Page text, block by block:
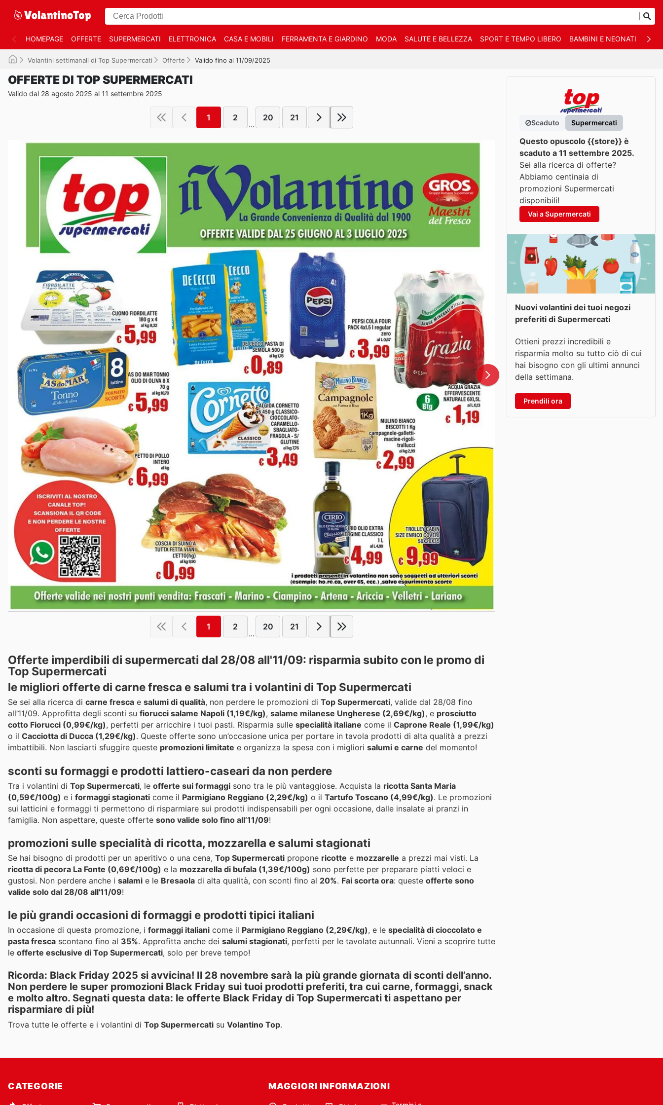
HOMEPAGE OFFERTE SUPERMERCATI ELETTRONICA CASA E MOBILI FERRAMENTA E GIARDINO MODA SALUTE E BELLEZZA SPORT E TEMPO LIBERO BAMBINI E NEONATI
Volantini settimanali di Top Supermercati Offerte Valido fino al 11/09/2025
OFFERTE DI TOP SUPERMERCATI
Valido dal 28 agosto 2025 al 11 settembre 2025
1 2
...
20 21
1 2
...
20 21
Offerte imperdibili di supermercati dal 28/08 all'11/09: risparmia subito con le promo di
Top Supermercati
le migliori offerte di carne fresca e salumi tra i volantini di Top Supermercati
Se sei alla ricerca di carne fresca e salumi di qualità, non perdere le promozioni di Top Supermercati, valide dal 28/08 fino
all’11/09. Approfitta degli sconti su fiorucci salame Napoli (1,19€/kg), salame milanese Ungherese (2,69€/kg), e prosciutto
cotto Fiorucci (0,99€/kg), perfetti per arricchire i tuoi pasti. Risparmia sulle specialità italiane come il Caprone Reale (1,99€/kg)
o il Cacciotta di Ducca (1,29€/kg). Queste offerte sono un’occasione unica per portare in tavola prodotti di alta qualità a prezzi
imbattibili. Non lasciarti sfuggire queste promozioni limitate e organizza la spesa con i migliori salumi e carne del momento!
sconti su formaggi e prodotti lattiero-caseari da non perdere
Tra i volantini di Top Supermercati, le offerte sui formaggi sono tra le più vantaggiose. Acquista la ricotta Santa Maria
(0,59€/100g) e i formaggi stagionati come il Parmigiano Reggiano (2,29€/kg) o il Tartufo Toscano (4,99€/kg). Le promozioni
sui latticini e formaggi ti permettono di risparmiare sui prodotti indispensabili per ogni occasione, dalle insalate ai pranzi in
famiglia. Non aspettare, queste offerte sono valide solo fino all’11/09!
promozioni sulle specialità di ricotta, mozzarella e salumi stagionati
Se hai bisogno di prodotti per un aperitivo o una cena, Top Supermercati propone ricotte e mozzarelle a prezzi mai visti. La
ricotta di pecora La Fonte (0,69€/100g) e la mozzarella di bufala (1,39€/100g) sono perfette per preparare piatti veloci e
gustosi. Non perdere anche i salami e le Bresaola di alta qualità, con sconti fino al 20%. Fai scorta ora: queste offerte sono
valide solo dal 28/08 all'11/09!
le più grandi occasioni di formaggi e prodotti tipici italiani
In occasione di questa promozione, i formaggi italiani come il Parmigiano Reggiano (2,29€/kg), e le specialità di cioccolato e
pasta fresca scontano fino al 35%. Approfitta anche dei salumi stagionati, perfetti per le tavolate autunnali. Vieni a scoprire tutte
le offerte esclusive di Top Supermercati, solo per breve tempo!
Ricorda: Black Friday 2025 si avvicina! Il 28 novembre sarà la più grande giornata di sconti dell’anno.
Non perdere le super promozioni Black Friday sui tuoi prodotti preferiti, tra cui carne, formaggi, snack
e molto altro. Segnati questa data: le offerte Black Friday di Top Supermercati ti aspettano per
risparmiare di più!
Trova tutte le offerte e i volantini di Top Supermercati su Volantino Top.
Scaduto Supermercati
Questo opuscolo {{store}} è
scaduto a 11 settembre 2025.
Sei alla ricerca di offerte?
Abbiamo centinaia di
promozioni Supermercati
disponibili!
Vai a Supermercati
Nuovi volantini dei tuoi negozi
preferiti di Supermercati
Ottieni prezzi incredibili e
risparmia molto su tutto ciò di cui
hai bisogno con gli ultimi annunci
della settimana.
Prendili ora
CATEGORIE MAGGIORI INFORMAZIONI